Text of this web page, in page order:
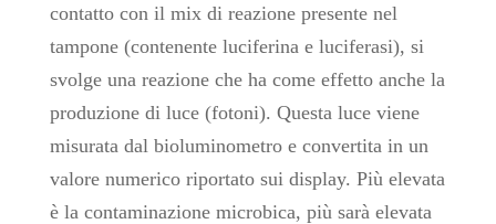
contatto con il mix di reazione presente nel
tampone (contenente luciferina e luciferasi), si
svolge una reazione che ha come effetto anche la
produzione di luce (fotoni). Questa luce viene
misurata dal bioluminometro e convertita in un
valore numerico riportato sui display. Più elevata
è la contaminazione microbica, più sarà elevata